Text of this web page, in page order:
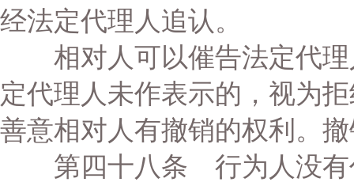
经法定代理人追认。
相对人可以催告法定代理
定代理人未作表示的，视为
善意相对人有撤销的权利。
第四十八条 行为人没有